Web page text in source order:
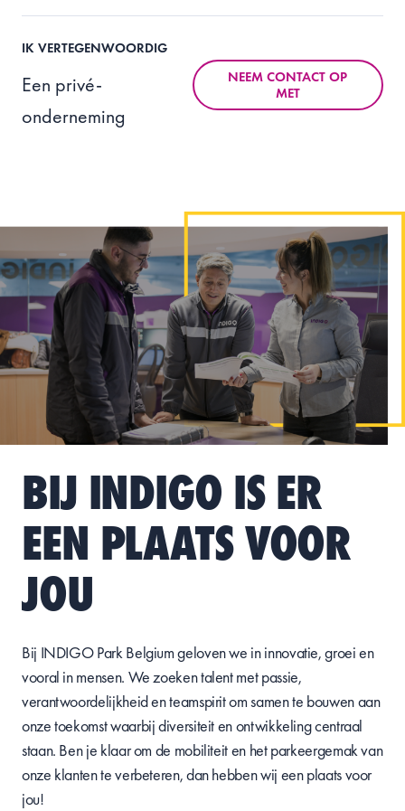
IK VERTEGENWOORDIG
Een privé-
onderneming
NEEM CONTACT OP
MET
BIJ INDIGO IS ER
EEN PLAATS VOOR
JOU
Bij INDIGO Park Belgium geloven we in innovatie, groei en
vooral in mensen. We zoeken talent met passie,
verantwoordelijkheid en teamspirit om samen te bouwen aan
onze toekomst waarbij diversiteit en ontwikkeling centraal
staan. Ben je klaar om de mobiliteit en het parkeergemak van
onze klanten te verbeteren, dan hebben wij een plaats voor
jou!